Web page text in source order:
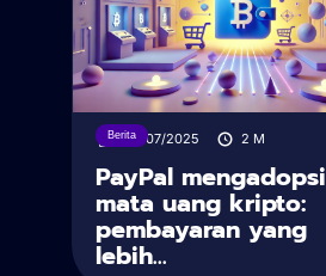
Berita30/07/2025 2 M
PayPal mengadopsi
mata uang kripto:
pembayaran yang
lebih...